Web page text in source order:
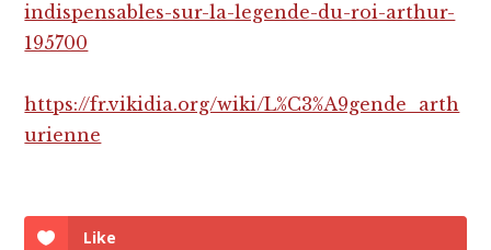
indispensables-sur-la-legende-du-roi-arthur-
195700
https://fr.vikidia.org/wiki/L%C3%A9gende_arth
urienne
Like